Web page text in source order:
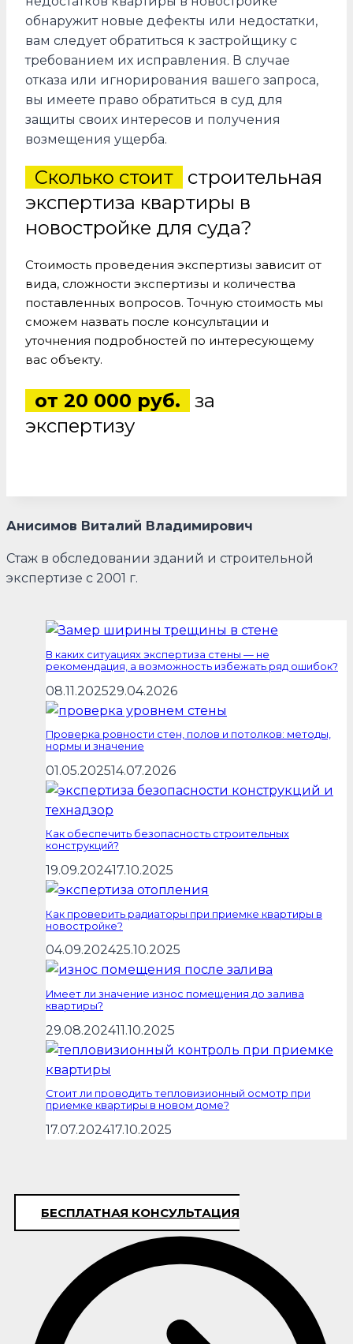
обнаружит новые дефекты или недостатки,
вам следует обратиться к застройщику с
требованием их исправления. В случае
отказа или игнорирования вашего запроса,
вы имеете право обратиться в суд для
защиты своих интересов и получения
возмещения ущерба.
Сколько стоит
строительная
экспертиза квартиры в
новостройке для суда?
Стоимость проведения экспертизы зависит от
вида, сложности экспертизы и количества
поставленных вопросов. Точную стоимость мы
сможем назвать после консультации и
уточнения подробностей по интересующему
вас объекту.
от 20 000 руб.
за
экспертизу
Анисимов Виталий Владимирович
Стаж в обследовании зданий и строительной
экспертизе с 2001 г.
В каких ситуациях экспертиза стены — не
рекомендация, а возможность избежать ряд ошибок?
08.11.202529.04.2026
Проверка ровности стен, полов и потолков: методы,
нормы и значение
01.05.202514.07.2026
Как обеспечить безопасность строительных
конструкций?
19.09.202417.10.2025
Как проверить радиаторы при приемке квартиры в
новостройке?
04.09.202425.10.2025
Имеет ли значение износ помещения до залива
квартиры?
29.08.202411.10.2025
Стоит ли проводить тепловизионный осмотр при
приемке квартиры в новом доме?
17.07.202417.10.2025
БЕСПЛАТНАЯ КОНСУЛЬТАЦИЯ